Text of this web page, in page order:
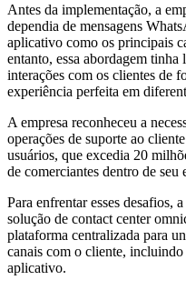
Antes da implementação, a
dependia de mensagens
aplicativo como os principais
entanto, essa abordagem
interações com os clientes de
experiência perfeita em
A empresa reconheceu a
operações de suporte ao
usuários, que excedia 20
de comerciantes dentro de seu
Para enfrentar esses desafios,
solução de contact center
plataforma centralizada para
canais com o cliente,
aplicativo.